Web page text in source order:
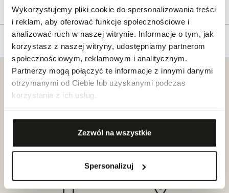
Wykorzystujemy pliki cookie do spersonalizowania treści
i reklam, aby oferować funkcje społecznościowe i
analizować ruch w naszej witrynie. Informacje o tym, jak
korzystasz z naszej witryny, udostępniamy partnerom
społecznościowym, reklamowym i analitycznym.
Partnerzy mogą połączyć te informacje z innymi danymi
otrzymanymi od Ciebie lub uzyskanymi podczas
korzystania z ich usług.
Zezwól na wszystkie
Spersonalizuj
Tagi
Klub dla
Przyjaciół
Katalogi
W.KRUK
Zobacz